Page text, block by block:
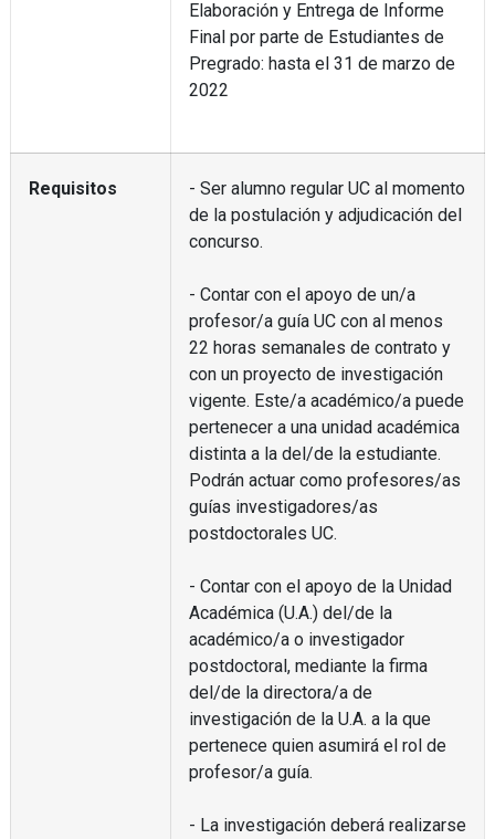
Elaboración y Entrega de Informe
Final por parte de Estudiantes de
Pregrado: hasta el 31 de marzo de
2022
Requisitos
- Ser alumno regular UC al momento
de la postulación y adjudicación del
concurso.
- Contar con el apoyo de un/a
profesor/a guía UC con al menos
22 horas semanales de contrato y
con un proyecto de investigación
vigente. Este/a académico/a puede
pertenecer a una unidad académica
distinta a la del/de la estudiante.
Podrán actuar como profesores/as
guías investigadores/as
postdoctorales UC.
- Contar con el apoyo de la Unidad
Académica (U.A.) del/de la
académico/a o investigador
postdoctoral, mediante la firma
del/de la directora/a de
investigación de la U.A. a la que
pertenece quien asumirá el rol de
profesor/a guía.
- La investigación deberá realizarse